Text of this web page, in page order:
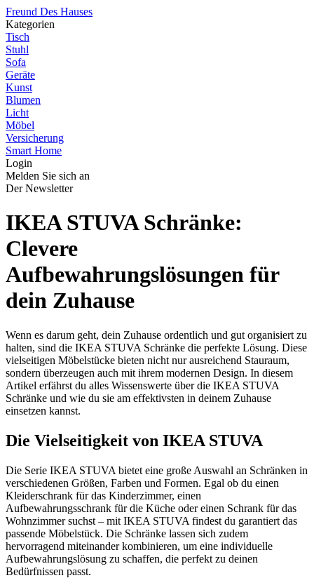
Freund Des Hauses
Kategorien
Tisch
Stuhl
Sofa
Geräte
Kunst
Blumen
Licht
Möbel
Versicherung
Smart Home
Login
Melden Sie sich an
Der Newsletter
IKEA STUVA Schränke:
Clevere
Aufbewahrungslösungen für
dein Zuhause
Wenn es darum geht, dein Zuhause ordentlich und gut organisiert zu
halten, sind die IKEA STUVA Schränke die perfekte Lösung. Diese
vielseitigen Möbelstücke bieten nicht nur ausreichend Stauraum,
sondern überzeugen auch mit ihrem modernen Design. In diesem
Artikel erfährst du alles Wissenswerte über die IKEA STUVA
Schränke und wie du sie am effektivsten in deinem Zuhause
einsetzen kannst.
Die Vielseitigkeit von IKEA STUVA
Die Serie IKEA STUVA bietet eine große Auswahl an Schränken in
verschiedenen Größen, Farben und Formen. Egal ob du einen
Kleiderschrank für das Kinderzimmer, einen
Aufbewahrungsschrank für die Küche oder einen Schrank für das
Wohnzimmer suchst – mit IKEA STUVA findest du garantiert das
passende Möbelstück. Die Schränke lassen sich zudem
hervorragend miteinander kombinieren, um eine individuelle
Aufbewahrungslösung zu schaffen, die perfekt zu deinen
Bedürfnissen passt.